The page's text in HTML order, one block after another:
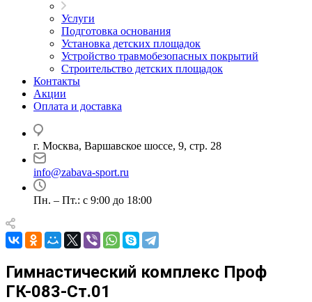
Услуги
Подготовка основания
Установка детских площадок
Устройство травмобезопасных покрытий
Строительство детских площадок
Контакты
Акции
Оплата и доставка
г. Москва, Варшавское шоссе, 9, стр. 28
info@zabava-sport.ru
Пн. – Пт.: с 9:00 до 18:00
Гимнастический комплекс Проф
ГК-083-Ст.01